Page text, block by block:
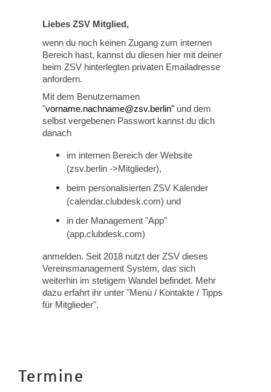
Liebes ZSV Mitglied,
wenn du noch keinen Zugang zum internen
Bereich hast, kannst du diesen hier mit deiner
beim ZSV hinterlegten privaten Emailadresse
anfordern.
Mit dem Benutzernamen
"vorname.nachname@zsv.berlin" und dem
selbst vergebenen Passwort kannst du dich
danach
im internen Bereich der Website
(zsv.berlin ->Mitglieder),
beim personalisierten ZSV Kalender
(calendar.clubdesk.com) und
in der Management "App"
(app.clubdesk.com)
anmelden. Seit 2018 nutzt der ZSV dieses
Vereinsmanagement System, das sich
weiterhin im stetigem Wandel befindet. Mehr
dazu erfahrt ihr unter "Menü / Kontakte / Tipps
für Mitglieder".
Termine